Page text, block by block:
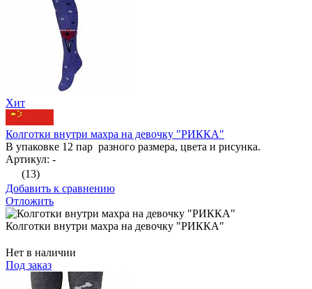
Хит
Колготки внутри махра на девочку "РИККА"
В упаковке 12 пар разного размера, цвета и рисунка.
Артикул: -
(13)
Добавить к сравнению
Отложить
Колготки внутри махра на девочку "РИККА"
Нет в наличии
Под заказ